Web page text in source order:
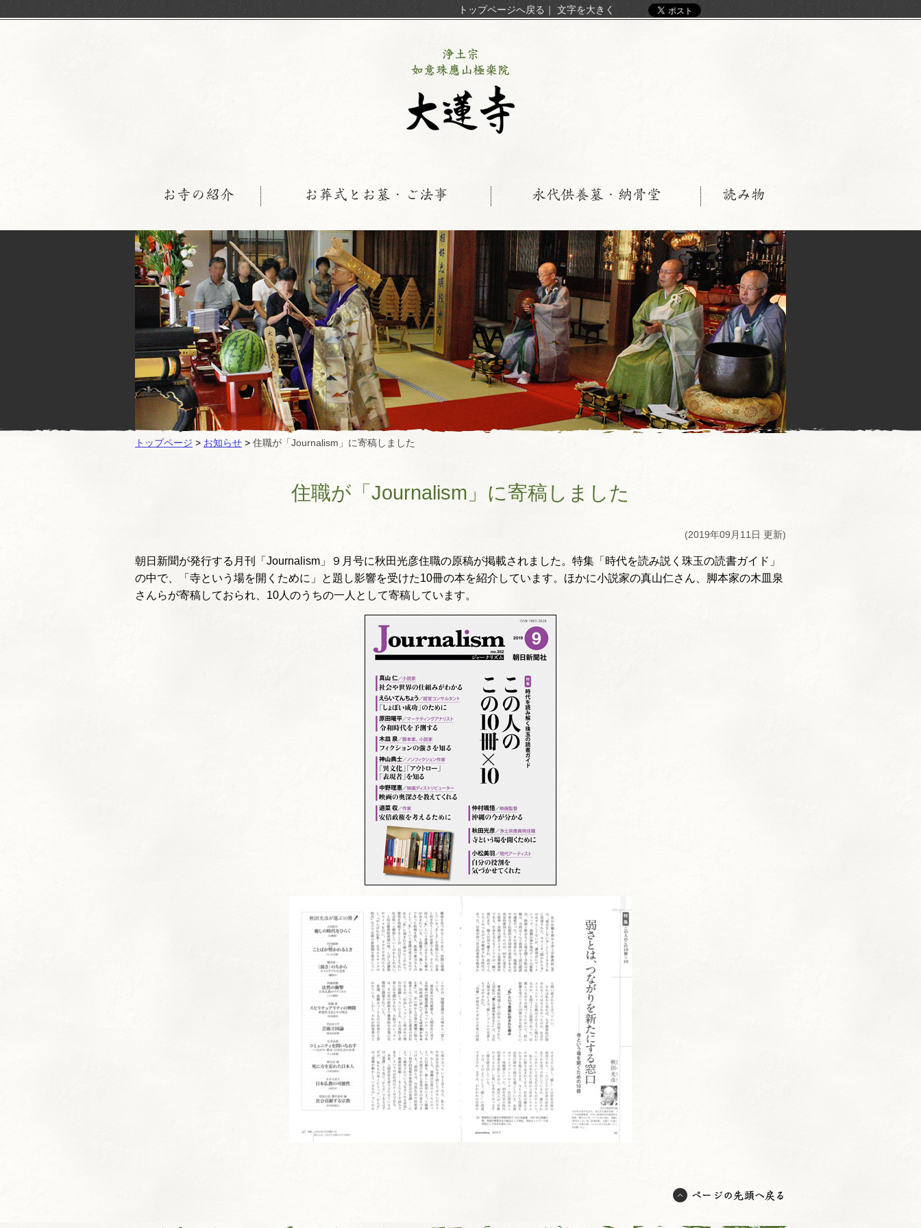
トップページへ戻る ｜ 文字を大きく
お寺の紹介 お葬式とお墓・ご法事 永代供養墓・納骨堂 読み物
トップページ > お知らせ > 住職が「Journalism」に寄稿しました
住職が「Journalism」に寄稿しました
(2019年09月11日 更新)
朝日新聞が発行する月刊「Journalism」９月号に秋田光彦住職の原稿が掲載されました。特集「時代を読み説く珠玉の読書ガイド」
の中で、「寺という場を開くために」と題し影響を受けた10冊の本を紹介しています。ほかに小説家の真山仁さん、脚本家の木皿泉
さんらが寄稿しておられ、10人のうちの一人として寄稿しています。